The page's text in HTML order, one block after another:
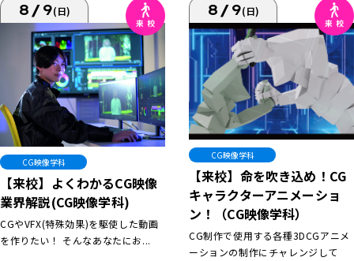
8/9(日)
CG映像学科
【来校】よくわかるCG映像
業界解説(CG映像学科)
CGやVFX(特殊効果)を駆使した動画
を作りたい！ そんなあなたにお...
8/9(日)
CG映像学科
【来校】命を吹き込め！CG
キャラクターアニメーショ
ン！（CG映像学科）
CG制作で使用する各種3DCGアニメ
ーションの制作にチャレンジして